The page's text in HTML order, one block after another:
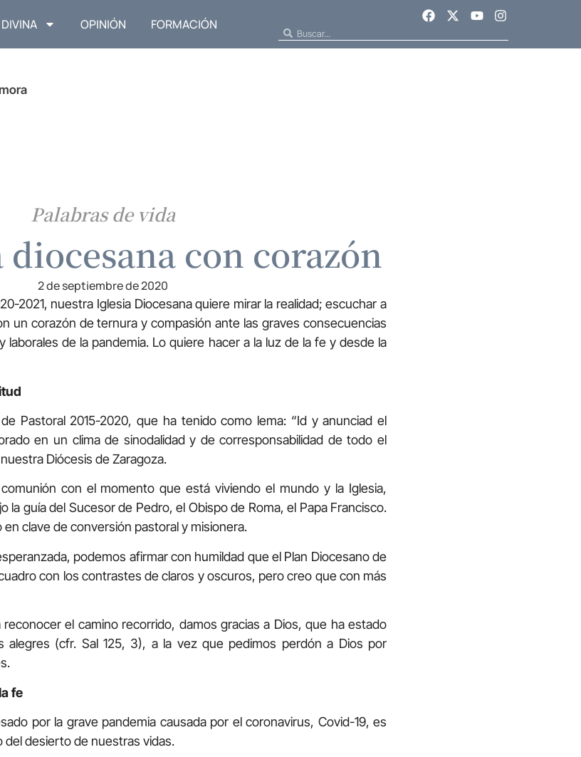
OPINIÓN FORMACIÓN
Palabras de vida
con corazón
2 de septiembre de 2020
2021, nuestra Iglesia Diocesana quiere mirar la realidad; escuchar a
un corazón de ternura y compasión ante las graves consecuencias
laborales de la pandemia. Lo quiere hacer a la luz de la fe y desde la
Pastoral 2015-2020, que ha tenido como lema: “Id y anunciad el
en un clima de sinodalidad y de corresponsabilidad de todo el
Diócesis de Zaragoza.
con el momento que está viviendo el mundo y la Iglesia,
la guía del Sucesor de Pedro, el Obispo de Roma, el Papa Francisco.
clave de conversión pastoral y misionera.
podemos afirmar con humildad que el Plan Diocesano de
con los contrastes de claros y oscuros, pero creo que con más
el camino recorrido, damos gracias a Dios, que ha estado
alegres (cfr. Sal 125, 3), a la vez que pedimos perdón a Dios por
fe
por la grave pandemia causada por el coronavirus, Covid-19, es
desierto de nuestras vidas.